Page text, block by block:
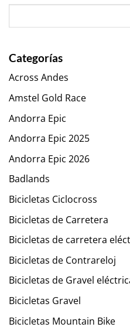
Categorías
Across Andes
Amstel Gold Race
Andorra Epic
Andorra Epic 2025
Andorra Epic 2026
Badlands
Bicicletas Ciclocross
Bicicletas de Carretera
Bicicletas de carretera
Bicicletas de Contrareloj
Bicicletas de Gravel
Bicicletas Gravel
Bicicletas Mountain Bike